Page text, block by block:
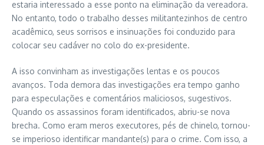
estaria interessado a esse ponto na eliminação da vereadora.
No entanto, todo o trabalho desses militantezinhos de centro
acadêmico, seus sorrisos e insinuações foi conduzido para
colocar seu cadáver no colo do ex-presidente.
A isso convinham as investigações lentas e os poucos
avanços. Toda demora das investigações era tempo ganho
para especulações e comentários maliciosos, sugestivos.
Quando os assassinos foram identificados, abriu-se nova
brecha. Como eram meros executores, pés de chinelo, tornou-
se imperioso identificar mandante(s) para o crime. Com isso, a